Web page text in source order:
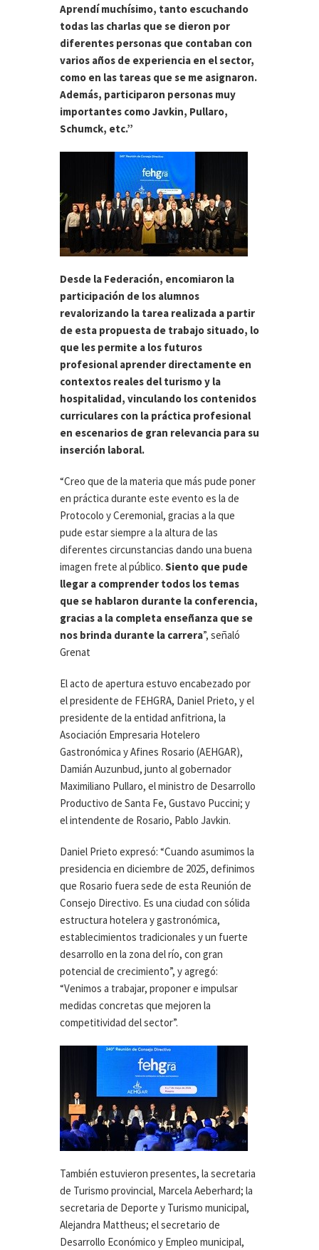
Aprendí muchísimo, tanto escuchando
todas las charlas que se dieron por
diferentes personas que contaban con
varios años de experiencia en el sector,
como en las tareas que se me asignaron.
Además, participaron personas muy
importantes como Javkin, Pullaro,
Schumck, etc.”
Desde la Federación, encomiaron la
participación de los alumnos
revalorizando la tarea realizada a partir
de esta propuesta de trabajo situado, lo
que les permite a los futuros
profesional aprender directamente en
contextos reales del turismo y la
hospitalidad, vinculando los contenidos
curriculares con la práctica profesional
en escenarios de gran relevancia para su
inserción laboral.
“Creo que de la materia que más pude poner
en práctica durante este evento es la de
Protocolo y Ceremonial, gracias a la que
pude estar siempre a la altura de las
diferentes circunstancias dando una buena
imagen frete al público. Siento que pude
llegar a comprender todos los temas
que se hablaron durante la conferencia,
gracias a la completa enseñanza que se
nos brinda durante la carrera”, señaló
Grenat
El acto de apertura estuvo encabezado por
el presidente de FEHGRA, Daniel Prieto, y el
presidente de la entidad anfitriona, la
Asociación Empresaria Hotelero
Gastronómica y Afines Rosario (AEHGAR),
Damián Auzunbud, junto al gobernador
Maximiliano Pullaro, el ministro de Desarrollo
Productivo de Santa Fe, Gustavo Puccini; y
el intendente de Rosario, Pablo Javkin.
Daniel Prieto expresó: “Cuando asumimos la
presidencia en diciembre de 2025, definimos
que Rosario fuera sede de esta Reunión de
Consejo Directivo. Es una ciudad con sólida
estructura hotelera y gastronómica,
establecimientos tradicionales y un fuerte
desarrollo en la zona del río, con gran
potencial de crecimiento”, y agregó:
“Venimos a trabajar, proponer e impulsar
medidas concretas que mejoren la
competitividad del sector”.
También estuvieron presentes, la secretaria
de Turismo provincial, Marcela Aeberhard; la
secretaria de Deporte y Turismo municipal,
Alejandra Mattheus; el secretario de
Desarrollo Económico y Empleo municipal,